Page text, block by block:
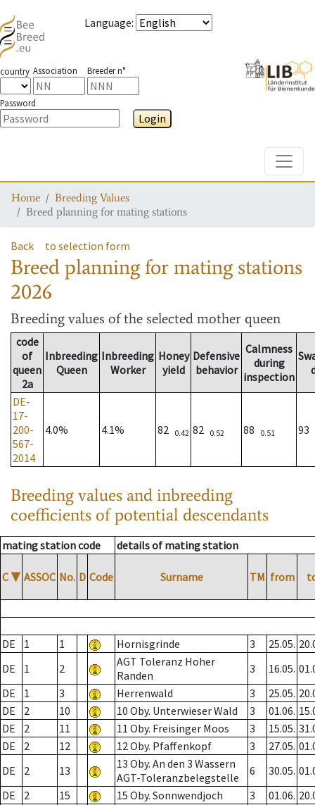
Language:
country Association Breeder n°
Password
Login
Home
Breeding Values
Breed planning for mating stations
Back to selection form
Breed planning for mating stations
2026
Breeding values of the selected mother queen
code
of
queen
2a
Inbreeding
Queen
Inbreeding
Worker
Honey
yield
Defensive
behavior
Calmness
during
inspection
DE-
17-
200-
567-
2014
4.0% 4.1% 82 0.42 82 0.52 88 0.51 93
Breeding values and inbreeding
coefficients of potential descendants
mating station code details of mating station
C ▼ ASSOC No. D Code Surname TM from
DE 1 1 Hornisgrinde 3 25.05.
DE
1 2
AGT Toleranz Hoher
Randen
3 16.05.
DE
1 3 Herrenwald 3 25.05.
DE
2 10 10 Oby. Unterwieser Wald 3 01.06.
DE
2 11 11 Oby. Freisinger Moos 3 15.05.
DE
2 12 12 Oby. Pfaffenkopf 3 27.05.
DE
2 13
13 Oby. An den 3 Wassern
AGT-Toleranzbelegstelle
6 30.05.
DE
2 15 15 Oby. Sonnwendjoch 3 01.06.